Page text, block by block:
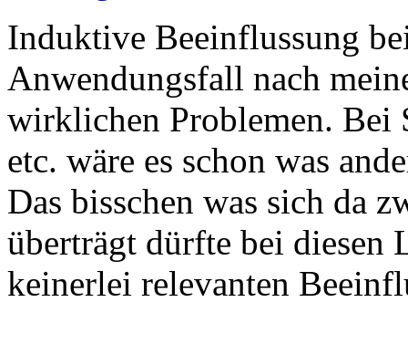
Induktive Beeinflussung
Anwendungsfall nach
wirklichen Problemen. Bei
etc. wäre es schon was
Das bisschen was sich da
überträgt dürfte bei diesen
keinerlei relevanten